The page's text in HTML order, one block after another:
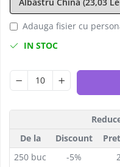
Adauga fisier cu
IN STOC
De la
Discount Pret
250 buc -5%